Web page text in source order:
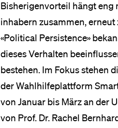
Bisherigenvorteil hängt eng
inhabern zusammen,
«Political Persistence»
dieses Verhalten
bestehen. Im Fokus stehen
der Wahlhilfeplattform
von Januar bis März an der
von Prof. Dr. Rachel